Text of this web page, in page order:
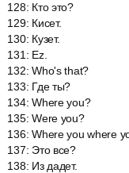
128: Кто это?
129: Кисет.
130: Кузет.
131 : Ez.
132:Who's that?
133: Где ты?
134:Where you?
135:Were you?
136:Where you where
137: Это все?
138: Из дадет.